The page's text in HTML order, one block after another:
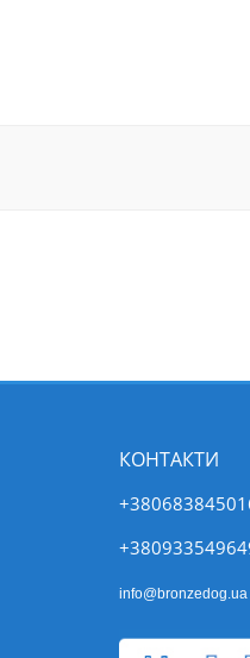
КОНТАКТИ
info@bronzedog.ua